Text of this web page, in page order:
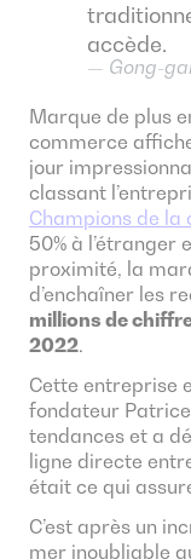
accède.
Gong-
Marque de plus
commerce
jour
classant
Champions de la
50% à l’étranger
proximité, la
d’enchaîner les
millions de
2022.
Cette entreprise
fondateur
tendances et a
ligne directe
était ce qui
C’est après un
mer inoubliable